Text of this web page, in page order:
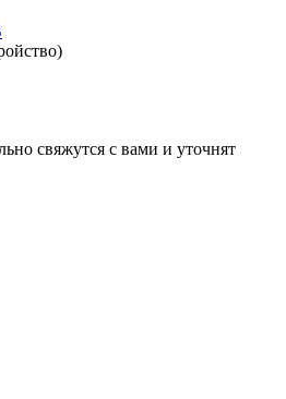
свяжутся с вами и уточнят